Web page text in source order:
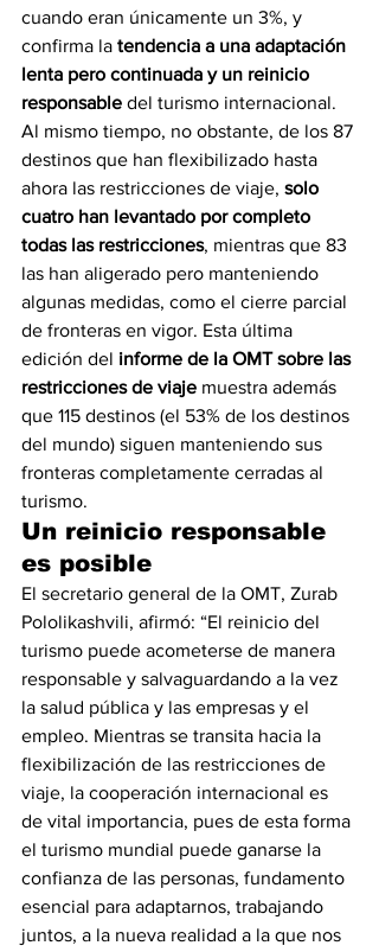
cuando eran únicamente un 3%, y
confirma la tendencia a una adaptación
lenta pero continuada y un reinicio
responsable del turismo internacional.
Al mismo tiempo, no obstante, de los 87
destinos que han flexibilizado hasta
ahora las restricciones de viaje, solo
cuatro han levantado por completo
todas las restricciones, mientras que 83
las han aligerado pero manteniendo
algunas medidas, como el cierre parcial
de fronteras en vigor. Esta última
edición del informe de la OMT sobre las
restricciones de viaje muestra además
que 115 destinos (el 53% de los destinos
del mundo) siguen manteniendo sus
fronteras completamente cerradas al
turismo.
Un reinicio responsable
es posible
El secretario general de la OMT, Zurab
Pololikashvili, afirmó: “El reinicio del
turismo puede acometerse de manera
responsable y salvaguardando a la vez
la salud pública y las empresas y el
empleo. Mientras se transita hacia la
flexibilización de las restricciones de
viaje, la cooperación internacional es
de vital importancia, pues de esta forma
el turismo mundial puede ganarse la
confianza de las personas, fundamento
esencial para adaptarnos, trabajando
juntos, a la nueva realidad a la que nos